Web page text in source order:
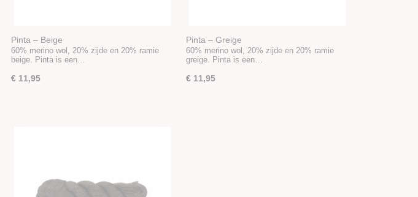
Pinta – Beige
60% merino wol, 20% zijde en 20% ramie
beige. Pinta is een…
€ 11,95
Pinta – Greige
60% merino wol, 20% zijde en 20% ramie
greige. Pinta is een…
€ 11,95